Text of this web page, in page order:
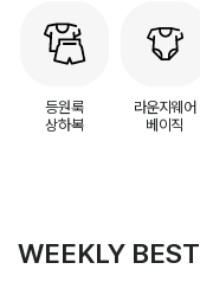
등원룩
상하복
라운지웨어
베이직
WEEKLY BEST